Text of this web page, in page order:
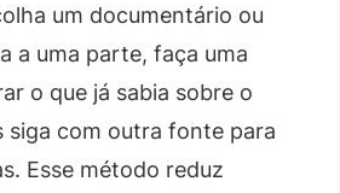
um documentário ou
a uma parte, faça uma
o que já sabia sobre o
siga com outra fonte para
Esse método reduz